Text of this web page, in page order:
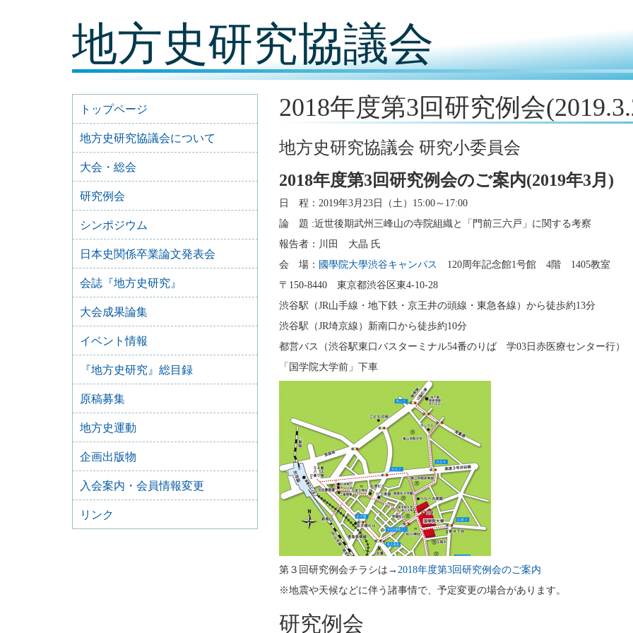
地方史研究協議会
2018年度第3回研究例会
地方史研究協議会 研究小委員会
2018年度第3回研究例会のご案内(2019年3月)
日 程：2019年3月23日（土）15:00～17:00
論 題 :近世後期武州三峰山の寺院組織と「門前三六戸」に関する考察
報告者：川田 大晶 氏
会 場： 國學院大學渋谷キャンパス 120周年記念館1号館 4階 1405教室
〒150-8440 東京都渋谷区東4-10-28
渋谷駅（JR山手線・地下鉄・京王井の頭線・東急各線）から徒歩約13分
渋谷駅（JR埼京線）新南口から徒歩約10分
都営バス（渋谷駅東口バスターミナル54番のりば 学03日赤医療センター行）
「国学院大学前」下車
第３回研究例会チラシは→ 2018年度第3回研究例会のご案内
※地震や天候などに伴う諸事情で、予定変更の場合があります。
研究例会
トップページ
地方史研究協議会について
大会・総会
研究例会
シンポジウム
日本史関係卒業論文発表会
会誌『地方史研究』
大会成果論集
イベント情報
『地方史研究』総目録
原稿募集
地方史運動
企画出版物
入会案内・会員情報変更
リンク